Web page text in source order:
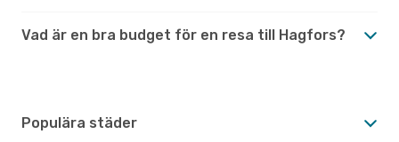
Vad är en bra budget för en resa till Hagfors?
Populära städer